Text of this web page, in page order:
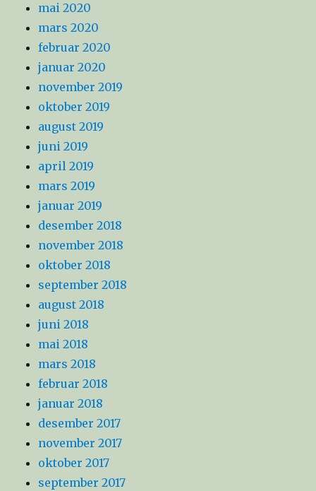
mai 2020
mars 2020
februar 2020
januar 2020
november 2019
oktober 2019
august 2019
juni 2019
april 2019
mars 2019
januar 2019
desember 2018
november 2018
oktober 2018
september 2018
august 2018
juni 2018
mai 2018
mars 2018
februar 2018
januar 2018
desember 2017
november 2017
oktober 2017
september 2017